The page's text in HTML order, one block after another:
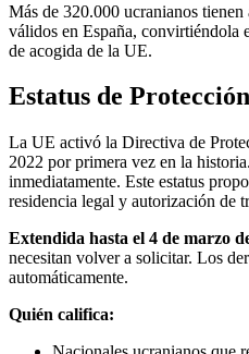
Más de 320.000 ucranianos
válidos en España, convirtiéndola
de acogida de la UE.
Estatus de
La UE activó la Directiva de
2022 por primera vez en la
inmediatamente. Este estatus
residencia legal y autorización de
Extendida hasta el 4 de marzo
necesitan volver a solicitar. Los
automáticamente.
Quién califica: